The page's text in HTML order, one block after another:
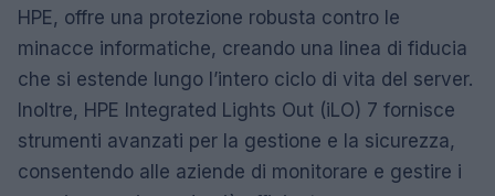
HPE, offre una protezione robusta contro le
minacce informatiche, creando una linea di fiducia
che si estende lungo l’intero ciclo di vita del server.
Inoltre, HPE Integrated Lights Out (iLO) 7 fornisce
strumenti avanzati per la gestione e la sicurezza,
consentendo alle aziende di monitorare e gestire i